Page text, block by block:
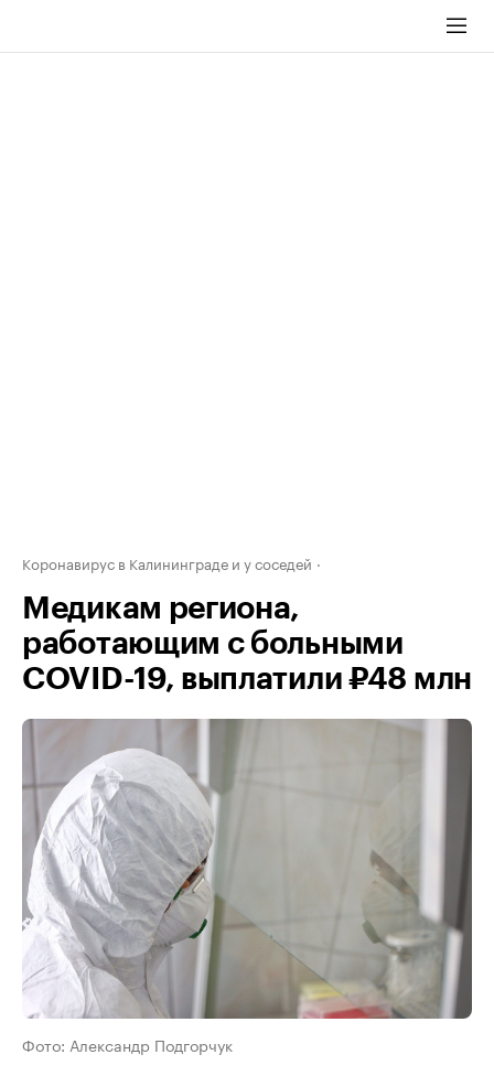
Коронавирус в Калининграде и у соседей
Медикам региона,
работающим с больными
COVID-19, выплатили ₽48 млн
Фото: Александр Подгорчук